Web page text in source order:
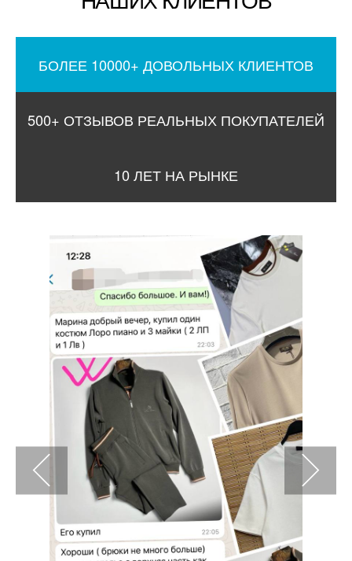
БОЛЕЕ 10000+ ДОВОЛЬНЫХ КЛИЕНТОВ
500+ ОТЗЫВОВ РЕАЛЬНЫХ ПОКУПАТЕЛЕЙ
10 ЛЕТ НА РЫНКЕ